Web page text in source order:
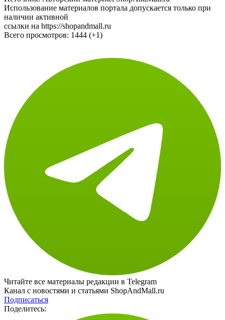
Источник: Авторский материал ShopAndMall.ru
Использование материалов портала допускается только при
наличии активной
ссылки на https://shopandmall.ru
Всего просмотров:
1444 (+1)
Читайте все материалы редакции в Telegram
Канал с новостями и статьями ShopAndMall.ru
Подписаться
Поделитесь: